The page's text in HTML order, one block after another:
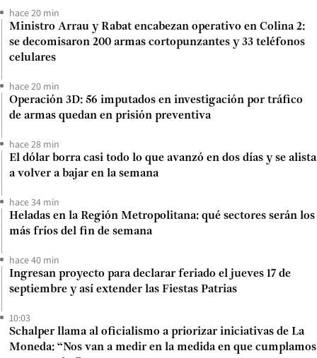
hace 20 min
Ministro Arrau y Rabat encabezan operativo en Colina 2:
se decomisaron 200 armas cortopunzantes y 33 teléfonos
celulares
hace 20 min
Operación 3D: 56 imputados en investigación por tráfico
de armas quedan en prisión preventiva
hace 28 min
El dólar borra casi todo lo que avanzó en dos días y se alista
a volver a bajar en la semana
hace 34 min
Heladas en la Región Metropolitana: qué sectores serán los
más fríos del fin de semana
hace 40 min
Ingresan proyecto para declarar feriado el jueves 17 de
septiembre y así extender las Fiestas Patrias
10:03
Schalper llama al oficialismo a priorizar iniciativas de La
Moneda: “Nos van a medir en la medida en que cumplamos